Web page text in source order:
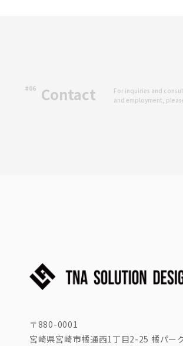
#06 Contact
For inquiries and
and employment,
〒880-0001
宮崎県宮崎市橘通西1丁目2-25 橘パー